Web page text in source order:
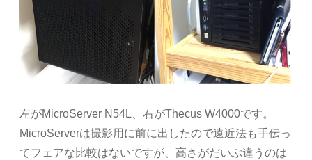
左がMicroServer N54L、右がThecus W4000です。
MicroServerは撮影用に前に出したので遠近法も手伝っ
てフェアな比較はないですが、高さがだいぶ違うのは